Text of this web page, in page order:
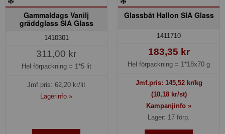
Gammaldags Vanilj
gräddglass SIA Glass
1410301
311,00 kr
Hel förpackning = 1*5 lit
Jmf.pris: 62,20 kr/lit
Lagerinfo »
Glassbåt Hallon SIA Glass
1411710
183,35 kr
Hel förpackning = 1*18x70 g
Jmf.pris: 145,52kr/kg
(10,18 kr/st)
Kampanjinfo »
Lager: 17 förp.